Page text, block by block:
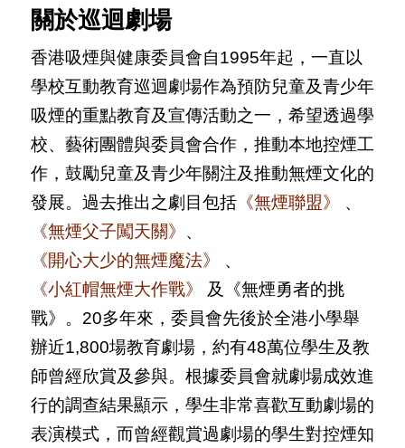
關於巡迴劇場
香港吸煙與健康委員會自1995年起，一直以
學校互動教育巡迴劇場作為預防兒童及青少年
吸煙的重點教育及宣傳活動之一，希望透過學
校、藝術團體與委員會合作，推動本地控煙工
作，鼓勵兒童及青少年關注及推動無煙文化的
發展。過去推出之劇目包括 《無煙聯盟》
、
《無煙父子闖天關》 、
《開心大少的無煙魔法》
、
《小紅帽無煙大作戰》
及《無煙勇者的挑
戰》。20多年來，委員會先後於全港小學舉
辦近1,800場教育劇場，約有48萬位學生及教
師曾經欣賞及參與。根據委員會就劇場成效進
行的調查結果顯示，學生非常喜歡互動劇場的
表演模式，而曾經觀賞過劇場的學生對控煙知